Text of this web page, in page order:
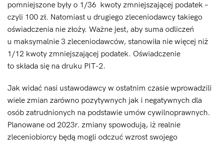
pomniejszone były o 1/36 kwoty zmniejszającej podatek –
czyli 100 zł. Natomiast u drugiego zleceniodawcy takiego
oświadczenia nie złoży. Ważne jest, aby suma odliczeń
u maksymalnie 3 zleceniodawców, stanowiła nie więcej niż
1/12 kwoty zmniejszającej podatek. Oświadczenie
to składa się na druku PIT-2.
Jak widać nasi ustawodawcy w ostatnim czasie wprowadzili
wiele zmian zarówno pozytywnych jak i negatywnych dla
osób zatrudnionych na podstawie umów cywilnoprawnych.
Planowane od 2023r. zmiany spowodują, iż realnie
zleceniobiorcy będą mogli odczuć wzrost swojego